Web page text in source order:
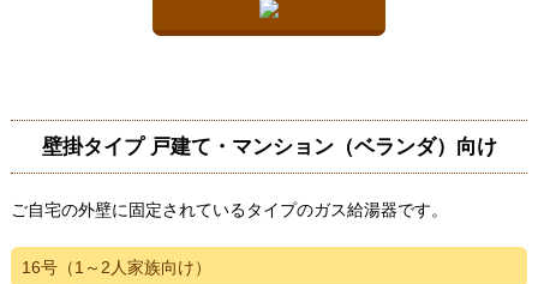
壁掛タイプ 戸建て・マンション（ベランダ）向け
ご自宅の外壁に固定されているタイプのガス給湯器です。
16号（1～2人家族向け）